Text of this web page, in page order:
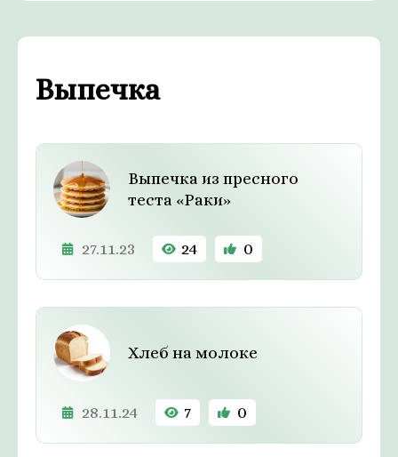
Выпечка
Выпечка из пресного
теста «Раки»
27.11.23 24 0
Хлеб на молоке
28.11.24 7 0